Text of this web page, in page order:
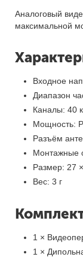
Аналоговый
максимальной
Входное
Диапазон
Каналы: 40
Мощность:
Разъём
Монтажные
Размер: 27
Вес: 3 г
1 ×
1 ×